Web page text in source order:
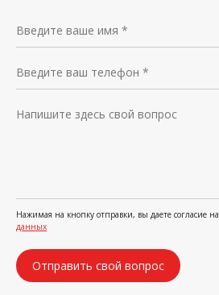
Нажимая на кнопку отправки, вы даете согласие на
данных